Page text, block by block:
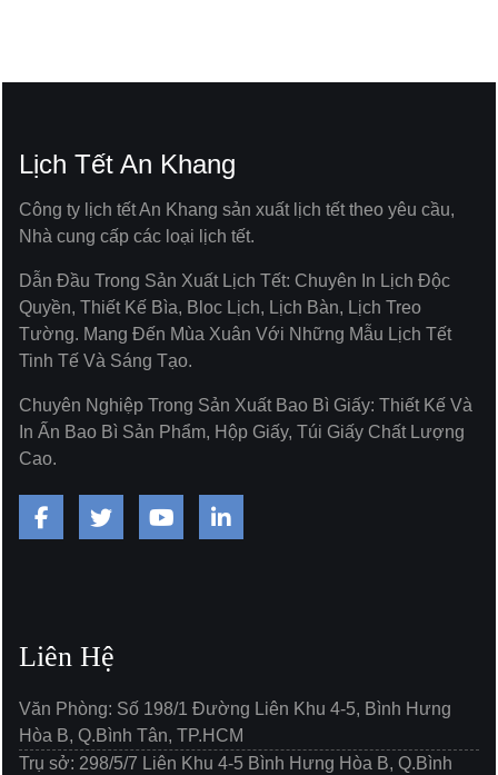
Lịch Tết An Khang
Công ty lịch tết An Khang sản xuất lịch tết theo yêu cầu,
Nhà cung cấp các loại lịch tết.
Dẫn Đầu Trong Sản Xuất Lịch Tết: Chuyên In Lịch Độc
Quyền, Thiết Kế Bìa, Bloc Lịch, Lịch Bàn, Lịch Treo
Tường. Mang Đến Mùa Xuân Với Những Mẫu Lịch Tết
Tinh Tế Và Sáng Tạo.
Chuyên Nghiệp Trong Sản Xuất Bao Bì Giấy: Thiết Kế Và
In Ấn Bao Bì Sản Phẩm, Hộp Giấy, Túi Giấy Chất Lượng
Cao.
Liên Hệ
Văn Phòng: Số 198/1 Đường Liên Khu 4-5, Bình Hưng
Hòa B, Q.Bình Tân, TP.HCM
Trụ sở: 298/5/7 Liên Khu 4-5 Bình Hưng Hòa B, Q.Bình